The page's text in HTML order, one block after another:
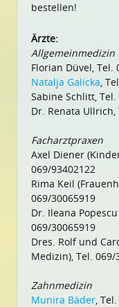
bestellen!
Ärzte:
Allgemeinmedizin
Florian Düvel, Tel.
Natalja Galicka,
Sabine Schlitt,
Dr. Renata Ullrich,
Facharztpraxen
Axel Diener
069/93402122
Rima Keil
069/30065919
Dr. Ileana
069/30065919
Dres. Rolf und
Medizin), Tel. 069/
Zahnmedizin
Munira Bäder,